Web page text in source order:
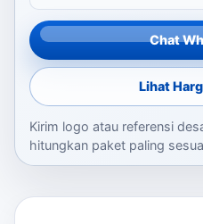
Chat
Lihat
Kirim logo atau referensi
hitungkan paket paling